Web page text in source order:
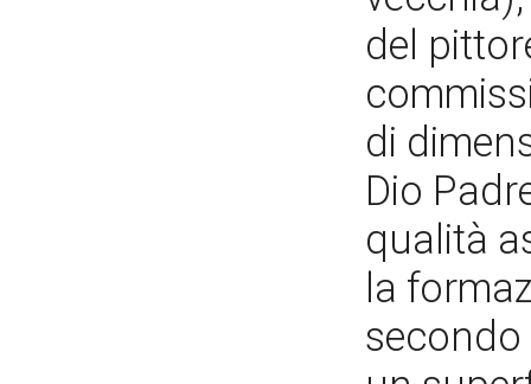
del
di
Dio
qualità
la
secondo